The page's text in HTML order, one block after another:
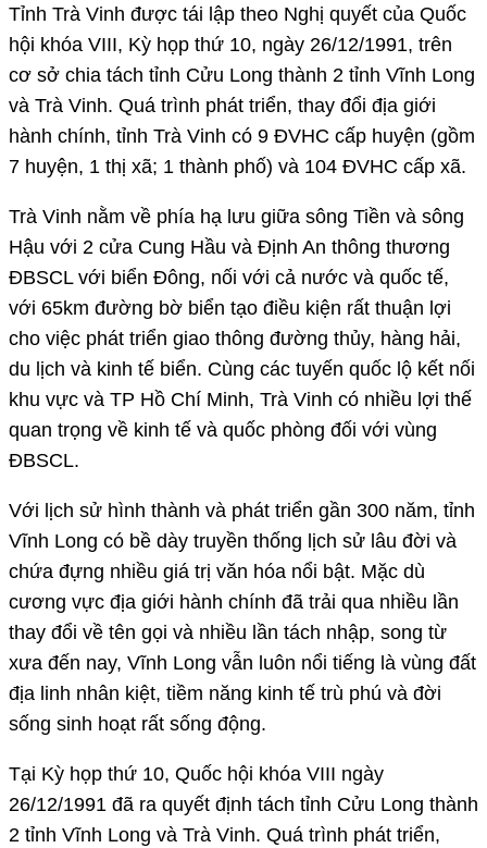
Tỉnh Trà Vinh được tái lập theo Nghị quyết của Quốc
hội khóa VIII, Kỳ họp thứ 10, ngày 26/12/1991, trên
cơ sở chia tách tỉnh Cửu Long thành 2 tỉnh Vĩnh Long
và Trà Vinh. Quá trình phát triển, thay đổi địa giới
hành chính, tỉnh Trà Vinh có 9 ĐVHC cấp huyện (gồm
7 huyện, 1 thị xã; 1 thành phố) và 104 ĐVHC cấp xã.
Trà Vinh nằm về phía hạ lưu giữa sông Tiền và sông
Hậu với 2 cửa Cung Hầu và Định An thông thương
ĐBSCL với biển Đông, nối với cả nước và quốc tế,
với 65km đường bờ biển tạo điều kiện rất thuận lợi
cho việc phát triển giao thông đường thủy, hàng hải,
du lịch và kinh tế biển. Cùng các tuyến quốc lộ kết nối
khu vực và TP Hồ Chí Minh, Trà Vinh có nhiều lợi thế
quan trọng về kinh tế và quốc phòng đối với vùng
ĐBSCL.
Với lịch sử hình thành và phát triển gần 300 năm, tỉnh
Vĩnh Long có bề dày truyền thống lịch sử lâu đời và
chứa đựng nhiều giá trị văn hóa nổi bật. Mặc dù
cương vực địa giới hành chính đã trải qua nhiều lần
thay đổi về tên gọi và nhiều lần tách nhập, song từ
xưa đến nay, Vĩnh Long vẫn luôn nổi tiếng là vùng đất
địa linh nhân kiệt, tiềm năng kinh tế trù phú và đời
sống sinh hoạt rất sống động.
Tại Kỳ họp thứ 10, Quốc hội khóa VIII ngày
26/12/1991 đã ra quyết định tách tỉnh Cửu Long thành
2 tỉnh Vĩnh Long và Trà Vinh. Quá trình phát triển,